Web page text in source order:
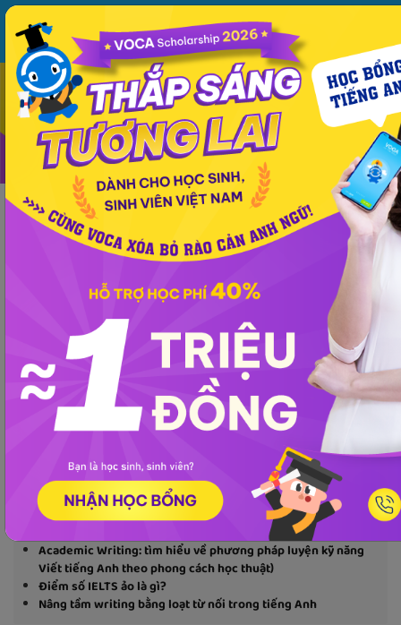
MENU
VOCA Từ vựng Ngữ pháp Mẫu câu Học phát âm Giao tiếp Luyện viết
Thông tin chung
Kinh nghiệm Tài liệu học
Ngữ pháp
Kinh nghiệm
Hướng Dẫn Học IELTS Từ 5.0 Lên 7.0 Trong 6
đăng lúc 16:36 31/03/2025
Việc nâng band IELTS từ 5.0 lên 7.0 trong vòng 6
tháng là một mục tiêu đầy thách thức nhưng hoàn
toàn khả thi nếu bạn có lộ trình học tập rõ ràng và
phương pháp hiệu quả. Bài viết này sẽ giúp bạn xây
dựng một kế hoạch học tập chi tiết, kèm theo ví dụ
cụ thể để dễ dàng áp dụng.
Academic Writing: tìm hiểu về phương pháp luyện kỹ năng
Viết tiếng Anh theo phong cách học thuật)
Điểm số IELTS ảo là gì?
Nâng tầm writing bằng loạt từ nối trong tiếng Anh